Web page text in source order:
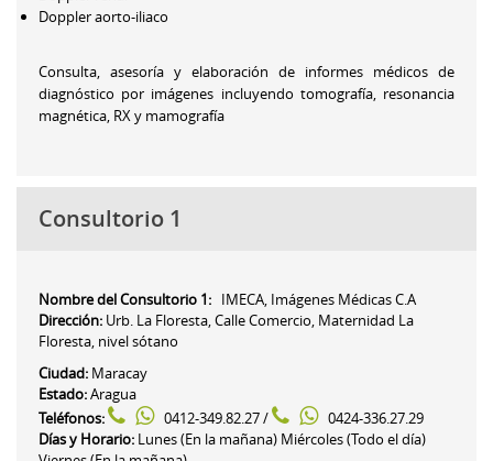
Doppler aorto-iliaco
Consulta, asesoría y elaboración de informes médicos de
diagnóstico por imágenes incluyendo tomografía, resonancia
magnética, RX y mamografía
Consultorio 1
Nombre del Consultorio 1: IMECA, Imágenes Médicas C.A
Dirección: Urb. La Floresta, Calle Comercio, Maternidad La
Floresta, nivel sótano
Ciudad: Maracay
Estado:Aragua
Teléfonos:
0412-349.82.27 /
0424-336.27.29
Días y Horario: Lunes (En la mañana) Miércoles (Todo el día)